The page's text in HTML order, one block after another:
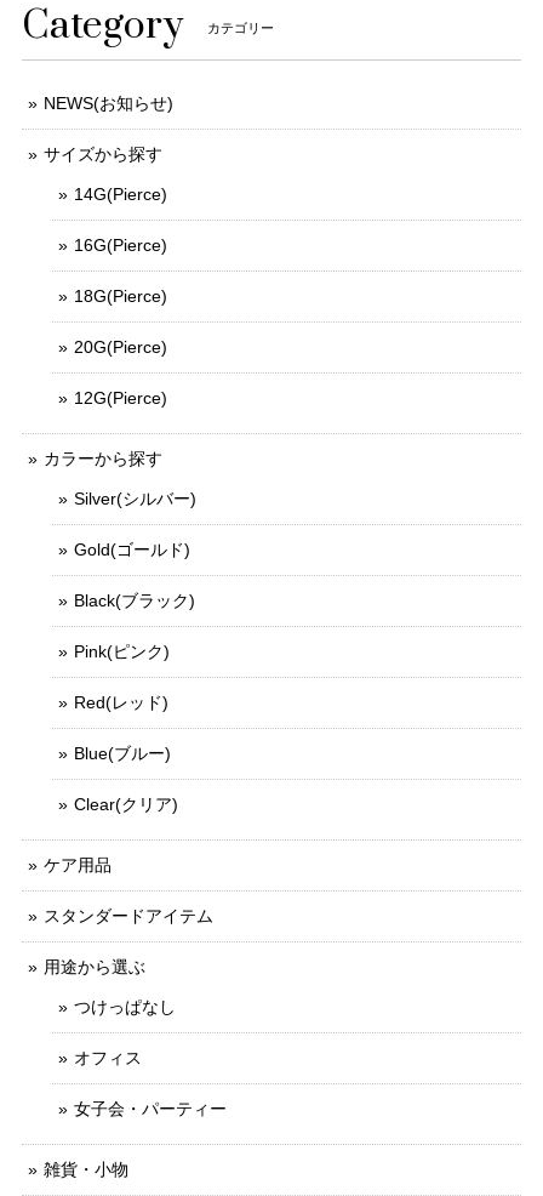
Category カテゴリー
NEWS(お知らせ)
サイズから探す
14G(Pierce)
16G(Pierce)
18G(Pierce)
20G(Pierce)
12G(Pierce)
カラーから探す
Silver(シルバー)
Gold(ゴールド)
Black(ブラック)
Pink(ピンク)
Red(レッド)
Blue(ブルー)
Clear(クリア)
ケア用品
スタンダードアイテム
用途から選ぶ
つけっぱなし
オフィス
女子会・パーティー
雑貨・小物